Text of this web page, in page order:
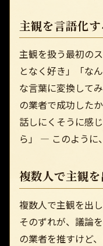
主観を言語化す
主観を扱う最初の
となく好き」「な
な言葉に変換して
の業者で成功した
話しにくそうに感
ら」 — このように
複数人で主観を
複数人で主観を出
そのずれが、議論
の業者を推すけど